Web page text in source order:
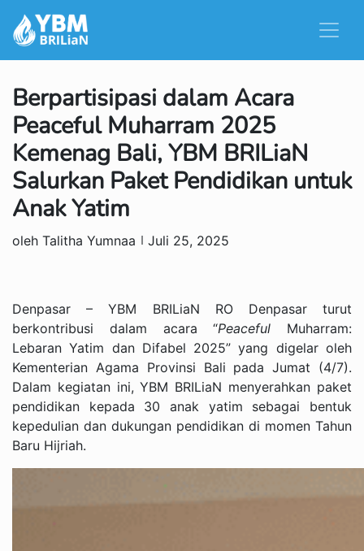
Berpartisipasi dalam Acara
Peaceful Muharram 2025
Kemenag Bali, YBM BRILiaN
Salurkan Paket Pendidikan untuk
Anak Yatim
oleh Talitha Yumnaa Juli 25, 2025
Denpasar – YBM BRILiaN RO Denpasar turut
berkontribusi dalam acara “Peaceful Muharram:
Lebaran Yatim dan Difabel 2025” yang digelar oleh
Kementerian Agama Provinsi Bali pada Jumat (4/7).
Dalam kegiatan ini, YBM BRILiaN menyerahkan paket
pendidikan kepada 30 anak yatim sebagai bentuk
kepedulian dan dukungan pendidikan di momen Tahun
Baru Hijriah.